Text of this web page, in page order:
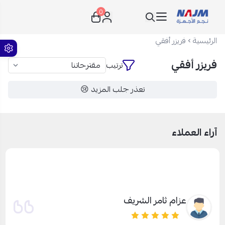
نجم الأجهزة
0
الرئيسية فريزر أفقي
فريزر أفقي
ترتيب
تعذر جلب المزيد 😢
آراء العملاء
عزام ثامر الشريف